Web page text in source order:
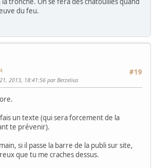
du feu.
#19
2013, 18:41:56 par Berzelius
un texte (qui sera forcement de la
te prévenir).
si il passe la barre de la publi sur site,
que tu me craches dessus.